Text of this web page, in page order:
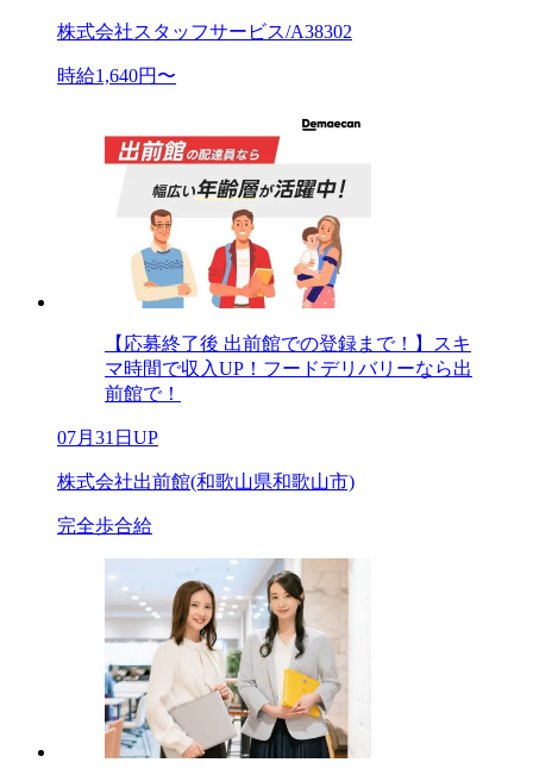
株式会社スタッフサービス/A38302
時給1,640円〜
【応募終了後 出前館での登録まで！】スキ
マ時間で収入UP！フードデリバリーなら出
前館で！
07月31日UP
株式会社出前館(和歌山県和歌山市)
完全歩合給